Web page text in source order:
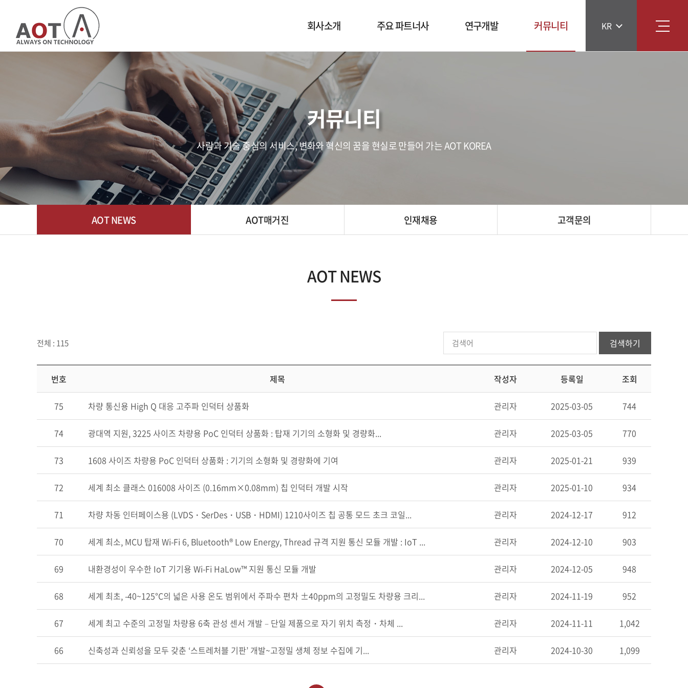
회사소개
CEO 인사말
사업개요
회사연혁
조직도
Global Office Map
주요 파트너사
CMK
연구개발 커뮤니티 KR
커뮤니티
사람과 기술 중심의 서비스, 변화와 혁신의 꿈을 현실로 만들어 가는 AOT KOREA
AOT NEWS AOT매거진 인재채용 고객문의
AOT NEWS
전체 : 115 검색하기
번호 제목 작성자 등록일 조회
75 차량 통신용 High Q 대응 고주파 인덕터 상품화 관리자 2025-03-05 744
74 광대역 지원, 3225 사이즈 차량용 PoC 인덕터 상품화 : 탑재 기기의 소형화 및 경량화... 관리자 2025-03-05 770
73 1608 사이즈 차량용 PoC 인덕터 상품화 : 기기의 소형화 및 경량화에 기여 관리자 2025-01-21 939
72 세계 최소 클래스 016008 사이즈 (0.16mm×0.08mm) 칩 인덕터 개발 시작 관리자 2025-01-10 934
71 차량 차동 인터페이스용 (LVDS・SerDes・USB・HDMI) 1210사이즈 칩 공통 모드 초크 코일... 관리자 2024-12-17 912
70 세계 최소, MCU 탑재 Wi-Fi 6, Bluetooth® Low Energy, Thread 규격 지원 통신 모듈 개발 : IoT ... 관리자 2024-12-10 903
69 내환경성이 우수한 IoT 기기용 Wi-Fi HaLow™ 지원 통신 모듈 개발 관리자 2024-12-05 948
68 세계 최초, -40~125°C의 넓은 사용 온도 범위에서 주파수 편차 ±40ppm의 고정밀도 차량용 크리... 관리자 2024-11-19 952
67 세계 최고 수준의 고정밀 차량용 6축 관성 센서 개발 – 단일 제품으로 자기 위치 측정・차체 ... 관리자 2024-11-11 1,042
66 신축성과 신뢰성을 모두 갖춘 ‘스트레처블 기판’ 개발~고정밀 생체 정보 수집에 기... 관리자 2024-10-30 1,099